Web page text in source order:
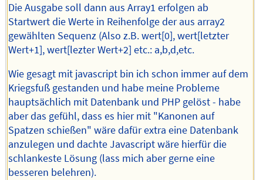
Die Ausgabe soll dann aus Array1 erfolgen ab
Startwert die Werte in Reihenfolge der aus array2
gewählten Sequenz (Also z.B. wert[0], wert[letzter
Wert+1], wert[lezter Wert+2] etc.: a,b,d,etc.
Wie gesagt mit javascript bin ich schon immer auf dem
Kriegsfuß gestanden und habe meine Probleme
hauptsächlich mit Datenbank und PHP gelöst - habe
aber das gefühl, dass es hier mit "Kanonen auf
Spatzen schießen" wäre dafür extra eine Datenbank
anzulegen und dachte Javascript wäre hierfür die
schlankeste Lösung (lass mich aber gerne eine
besseren belehren).